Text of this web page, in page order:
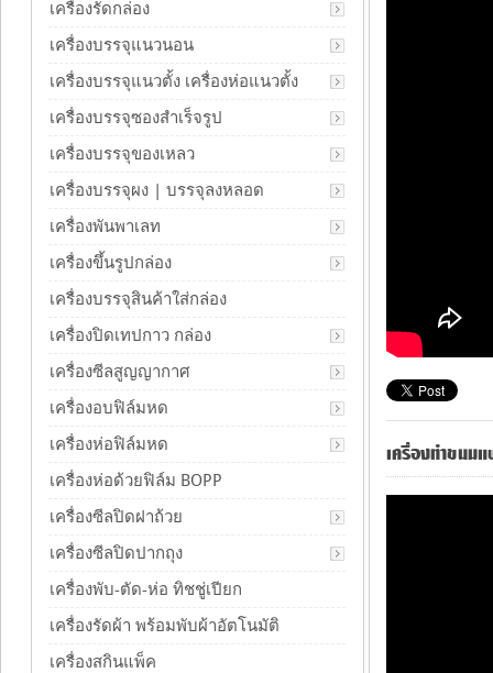
เครื่องทำขนม
เครื่องรัดกล่อง
เครื่องบรรจุแนวนอน
เครื่องบรรจุแนวตั้ง เครื่องห่อแนวตั้ง
เครื่องบรรจุซองสำเร็จรูป
เครื่องบรรจุของเหลว
เครื่องบรรจุผง | บรรจุลงหลอด
เครื่องพันพาเลท
เครื่องขึ้นรูปกล่อง
เครื่องบรรจุสินค้าใส่กล่อง
เครื่องปิดเทปกาว กล่อง
เครื่องซีลสูญญากาศ
เครื่องอบฟิล์มหด
เครื่องห่อฟิล์มหด
เครื่องห่อด้วยฟิล์ม BOPP
เครื่องซีลปิดฝาถ้วย
เครื่องซีลปิดปากถุง
เครื่องพับ-ตัด-ห่อ ทิชชู่เปียก
เครื่องรัดผ้า พร้อมพับผ้าอัตโนมัติ
เครื่องสกินแพ็ค